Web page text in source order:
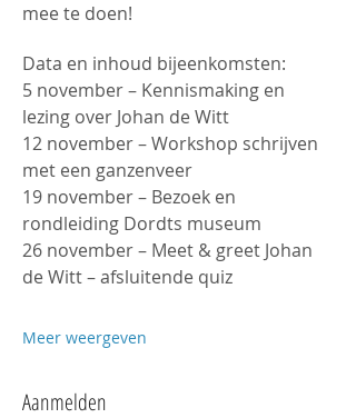
mee te doen!
Data en inhoud bijeenkomsten:
5 november – Kennismaking en
lezing over Johan de Witt
12 november – Workshop schrijven
met een ganzenveer
19 november – Bezoek en
rondleiding Dordts museum
26 november – Meet & greet Johan
de Witt – afsluitende quiz
Meer weergeven
Aanmelden